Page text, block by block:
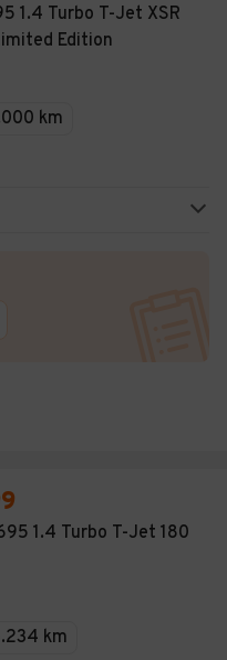
1.4 Turbo T-Jet XSR
Edition
km
1.4 Turbo T-Jet 180
km